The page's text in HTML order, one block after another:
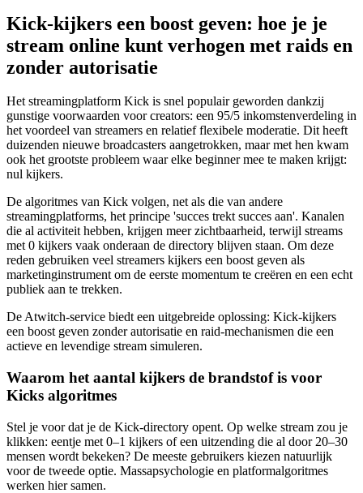
Kick-kijkers een boost geven: hoe je je
stream online kunt verhogen met raids en
zonder autorisatie
Het streamingplatform Kick is snel populair geworden dankzij
gunstige voorwaarden voor creators: een 95/5 inkomstenverdeling in
het voordeel van streamers en relatief flexibele moderatie. Dit heeft
duizenden nieuwe broadcasters aangetrokken, maar met hen kwam
ook het grootste probleem waar elke beginner mee te maken krijgt:
nul kijkers.
De algoritmes van Kick volgen, net als die van andere
streamingplatforms, het principe 'succes trekt succes aan'. Kanalen
die al activiteit hebben, krijgen meer zichtbaarheid, terwijl streams
met 0 kijkers vaak onderaan de directory blijven staan. Om deze
reden gebruiken veel streamers kijkers een boost geven als
marketinginstrument om de eerste momentum te creëren en een echt
publiek aan te trekken.
De Atwitch-service biedt een uitgebreide oplossing: Kick-kijkers
een boost geven zonder autorisatie en raid-mechanismen die een
actieve en levendige stream simuleren.
Waarom het aantal kijkers de brandstof is voor
Kicks algoritmes
Stel je voor dat je de Kick-directory opent. Op welke stream zou je
klikken: eentje met 0–1 kijkers of een uitzending die al door 20–30
mensen wordt bekeken? De meeste gebruikers kiezen natuurlijk
voor de tweede optie. Massapsychologie en platformalgoritmes
werken hier samen.